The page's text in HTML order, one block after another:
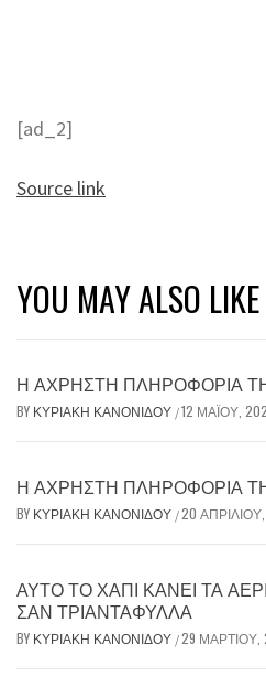
[ad_2]
Source link
YOU MAY ALSO LIKE
Η ΆΧΡΗΣΤΗ ΠΛΗΡΟΦΟΡΊΑ
BY ΚΥΡΙΑΚΉ ΚΑΝΟΝΊΔΟΥ /12 ΜΑΪ́ΟΥ,
Η ΆΧΡΗΣΤΗ ΠΛΗΡΟΦΟΡΊΑ
BY ΚΥΡΙΑΚΉ ΚΑΝΟΝΊΔΟΥ /20
ΑΥΤΌ ΤΟ ΧΆΠΙ ΚΆΝΕΙ ΤΑ
ΣΑΝ ΤΡΙΑΝΤΆΦΥΛΛΑ
BY ΚΥΡΙΑΚΉ ΚΑΝΟΝΊΔΟΥ /29 ΜΑΡΤΊΟΥ,